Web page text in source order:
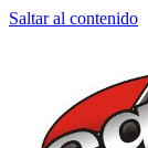
Saltar al contenido